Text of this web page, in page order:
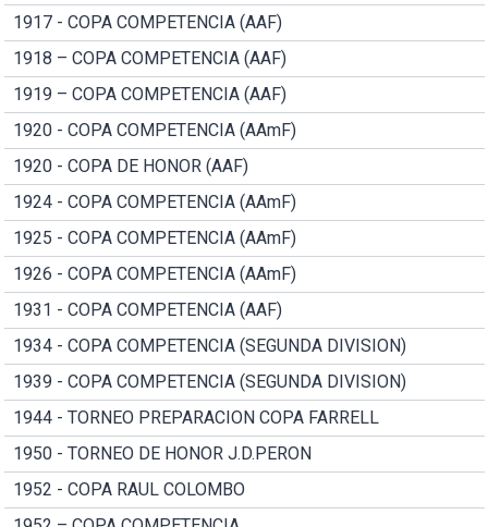
1917 - COPA COMPETENCIA (AAF)
1918 – COPA COMPETENCIA (AAF)
1919 – COPA COMPETENCIA (AAF)
1920 - COPA COMPETENCIA (AAmF)
1920 - COPA DE HONOR (AAF)
1924 - COPA COMPETENCIA (AAmF)
1925 - COPA COMPETENCIA (AAmF)
1926 - COPA COMPETENCIA (AAmF)
1931 - COPA COMPETENCIA (AAF)
1934 - COPA COMPETENCIA (SEGUNDA DIVISION)
1939 - COPA COMPETENCIA (SEGUNDA DIVISION)
1944 - TORNEO PREPARACION COPA FARRELL
1950 - TORNEO DE HONOR J.D.PERON
1952 - COPA RAUL COLOMBO